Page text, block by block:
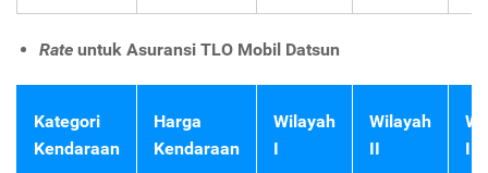
Rateuntuk Asuransi TLO Mobil Datsun
Kategori
Kendaraan
Harga
Kendaraan
Wilayah
I
Wilayah
II
III